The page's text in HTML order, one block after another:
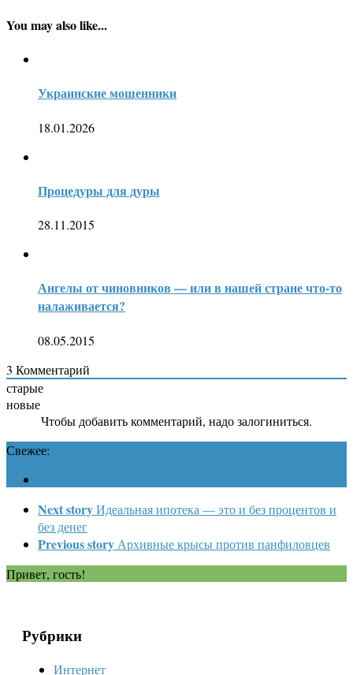
You may also like...
Украинские мошенники
18.01.2026
Процедуры для дуры
28.11.2015
Ангелы от чиновников — или в нашей стране что-то
налаживается?
08.05.2015
3 Комментарий
старые
новые
Чтобы добавить комментарий, надо залогиниться.
Свежее:
Next storyИдеальная ипотека — это и без процентов и
без денег
Previous story Архивные крысы против панфиловцев
Привет, гость!
Рубрики
Интернет